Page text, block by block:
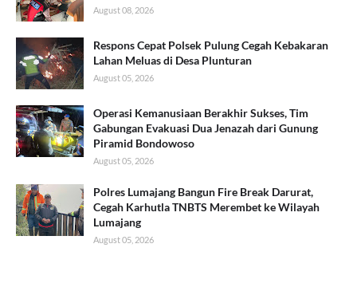
August 08, 2026
Respons Cepat Polsek Pulung Cegah Kebakaran
Lahan Meluas di Desa Plunturan
August 05, 2026
Operasi Kemanusiaan Berakhir Sukses, Tim
Gabungan Evakuasi Dua Jenazah dari Gunung
Piramid Bondowoso
August 05, 2026
Polres Lumajang Bangun Fire Break Darurat,
Cegah Karhutla TNBTS Merembet ke Wilayah
Lumajang
August 05, 2026